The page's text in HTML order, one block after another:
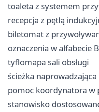
toaleta z systemem
recepcja z pętlą
biletomat z
oznaczenia w alfabecie
tyflomapa sali obsługi
ścieżka naprowadzająca
pomoc koordynatora w
stanowisko